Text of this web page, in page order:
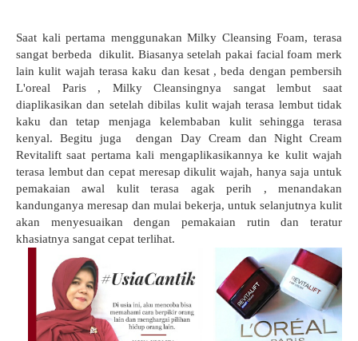
Saat kali pertama menggunakan Milky Cleansing Foam, terasa
sangat berbeda dikulit. Biasanya setelah pakai facial foam merk
lain kulit wajah terasa kaku dan kesat , beda dengan pembersih
L'oreal Paris , Milky Cleansingnya sangat lembut saat
diaplikasikan dan setelah dibilas kulit wajah terasa lembut tidak
kaku dan tetap menjaga kelembaban kulit sehingga terasa
kenyal. Begitu juga dengan Day Cream dan Night Cream
Revitalift saat pertama kali mengaplikasikannya ke kulit wajah
terasa lembut dan cepat meresap dikulit wajah, hanya saja untuk
pemakaian awal kulit terasa agak perih , menandakan
kandunganya meresap dan mulai bekerja, untuk selanjutnya kulit
akan menyesuaikan dengan pemakaian rutin dan teratur
khasiatnya sangat cepat terlihat.